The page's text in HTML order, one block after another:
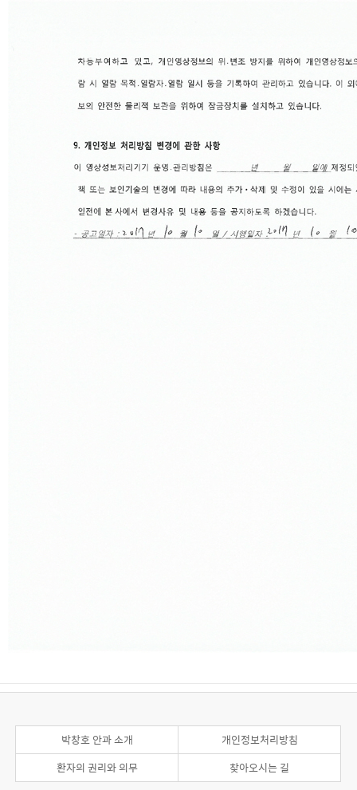
박창호 안과 소개
개인정보처리방침
환자의 권리와 의무
찾아오시는 길